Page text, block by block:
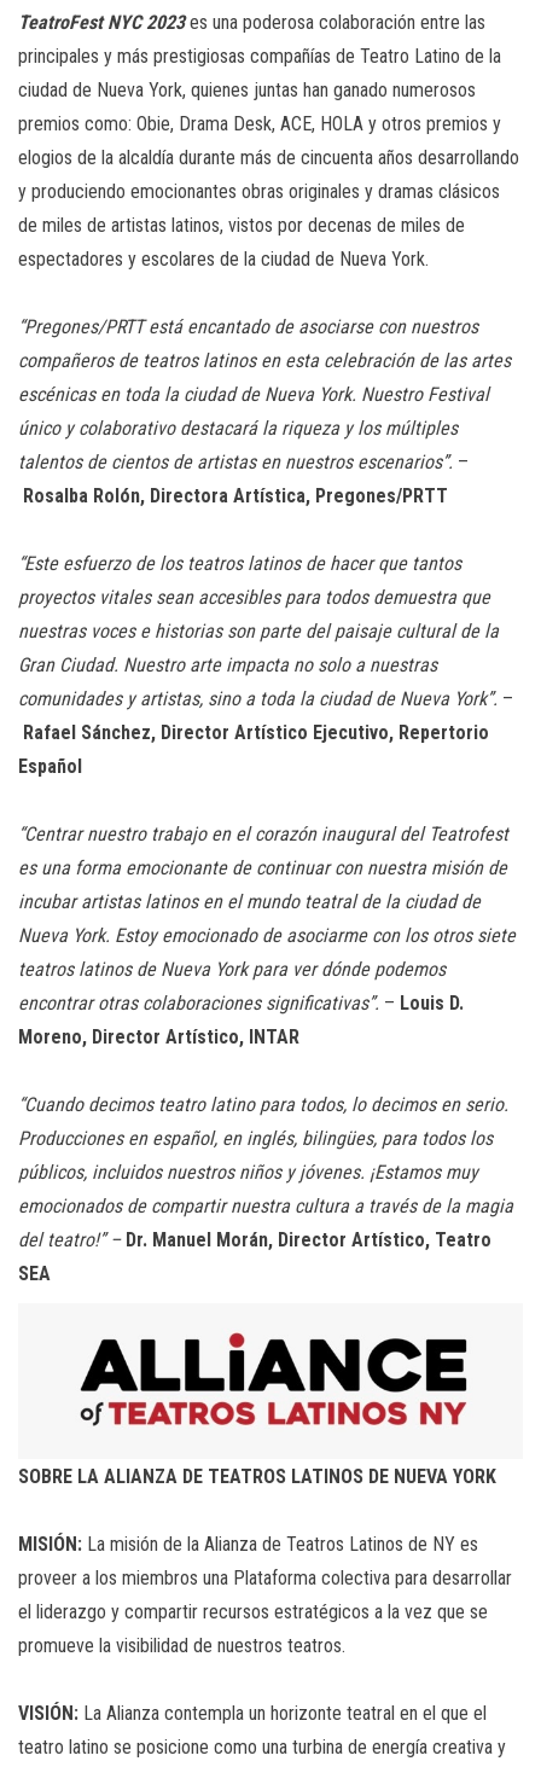
TeatroFest NYC 2023es una poderosa colaboración entre las
principales y más prestigiosas compañías de Teatro Latino de la
ciudad de Nueva York, quienes juntas han ganado numerosos
premios como: Obie, Drama Desk, ACE, HOLA y otros premios y
elogios de la alcaldía durante más de cincuenta años desarrollando
y produciendo emocionantes obras originales y dramas clásicos
de miles de artistas latinos, vistos por decenas de miles de
espectadores y escolares de la ciudad de Nueva York.
“Pregones/PRTT está encantado de asociarse con nuestros
compañeros de teatros latinos en esta celebración de las artes
escénicas en toda la ciudad de Nueva York. Nuestro Festival
único y colaborativo destacará la riqueza y los múltiples
talentos de cientos de artistas en nuestros escenarios”. –
Rosalba Rolón, Directora Artística, Pregones/PRTT
“Este esfuerzo de los teatros latinos de hacer que tantos
proyectos vitales sean accesibles para todos demuestra que
nuestras voces e historias son parte del paisaje cultural de la
Gran Ciudad. Nuestro arte impacta no solo a nuestras
comunidades y artistas, sino a toda la ciudad de Nueva York”. –
Rafael Sánchez, Director Artístico Ejecutivo, Repertorio
Español
“Centrar nuestro trabajo en el corazón inaugural del Teatrofest
es una forma emocionante de continuar con nuestra misión de
incubar artistas latinos en el mundo teatral de la ciudad de
Nueva York. Estoy emocionado de asociarme con los otros siete
teatros latinos de Nueva York para ver dónde podemos
encontrar otras colaboraciones significativas”. – Louis D.
Moreno, Director Artístico, INTAR
“Cuando decimos teatro latino para todos, lo decimos en serio.
Producciones en español, en inglés, bilingües, para todos los
públicos, incluidos nuestros niños y jóvenes. ¡Estamos muy
emocionados de compartir nuestra cultura a través de la magia
del teatro!” – Dr. Manuel Morán, Director Artístico, Teatro
SEA
SOBRE LA ALIANZA DE TEATROS LATINOS DE NUEVA YORK
MISIÓN: La misión de la Alianza de Teatros Latinos de NY es
proveer a los miembros una Plataforma colectiva para desarrollar
el liderazgo y compartir recursos estratégicos a la vez que se
promueve la visibilidad de nuestros teatros.
VISIÓN: La Alianza contempla un horizonte teatral en el que el
teatro latino se posicione como una turbina de energía creativa y